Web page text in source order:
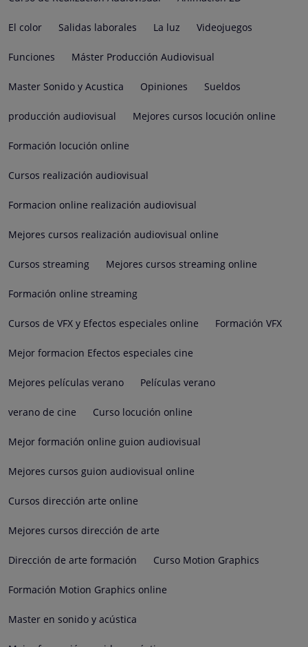
El color Salidas laborales La luz Videojuegos
Funciones Máster Producción Audiovisual
Master Sonido y Acustica Opiniones Sueldos
producción audiovisual Mejores cursos locución online
Formación locución online
Cursos realización audiovisual
Formacion online realización audiovisual
Mejores cursos realización audiovisual online
Cursos streaming Mejores cursos streaming online
Formación online streaming
Cursos de VFX y Efectos especiales online Formación VFX
Mejor formacion Efectos especiales cine
Mejores películas verano Películas verano
verano de cine Curso locución online
Mejor formación online guion audiovisual
Mejores cursos guion audiovisual online
Cursos dirección arte online
Mejores cursos dirección de arte
Dirección de arte formación Curso Motion Graphics
Formación Motion Graphics online
Master en sonido y acústica